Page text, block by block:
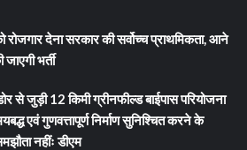
रोजगार देना सरकार की सर्वोच्च प्राथमिकता, आने
भर्ती
से जुड़ी 12 किमी ग्रीनफील्ड बाईपास परियोजना
एवं गुणवत्तापूर्ण निर्माण सुनिश्चित करने के
नहींः डीएम